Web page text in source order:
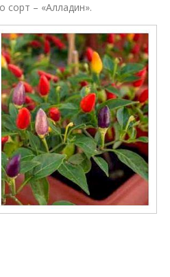
сорт – «Алладин».